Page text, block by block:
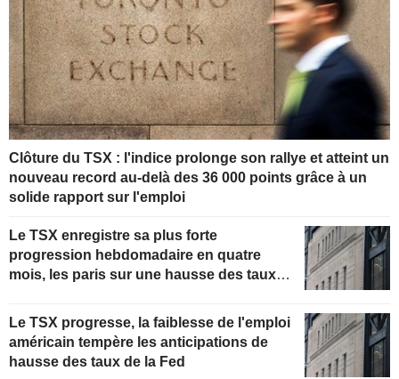
Clôture du TSX : l'indice prolonge son rallye et atteint un
nouveau record au-delà des 36 000 points grâce à un
solide rapport sur l'emploi
Le TSX enregistre sa plus forte
progression hebdomadaire en quatre
mois, les paris sur une hausse des taux
Le TSX progresse, la faiblesse de l'emploi
américain tempère les anticipations de
hausse des taux de la Fed